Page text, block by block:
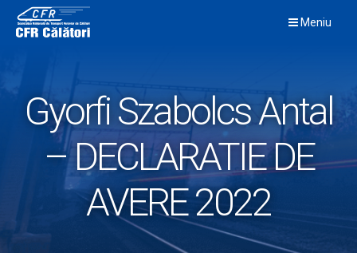
content
Meniu
Gyorfi Szabolcs Antal
– DECLARATIE DE
AVERE 2022